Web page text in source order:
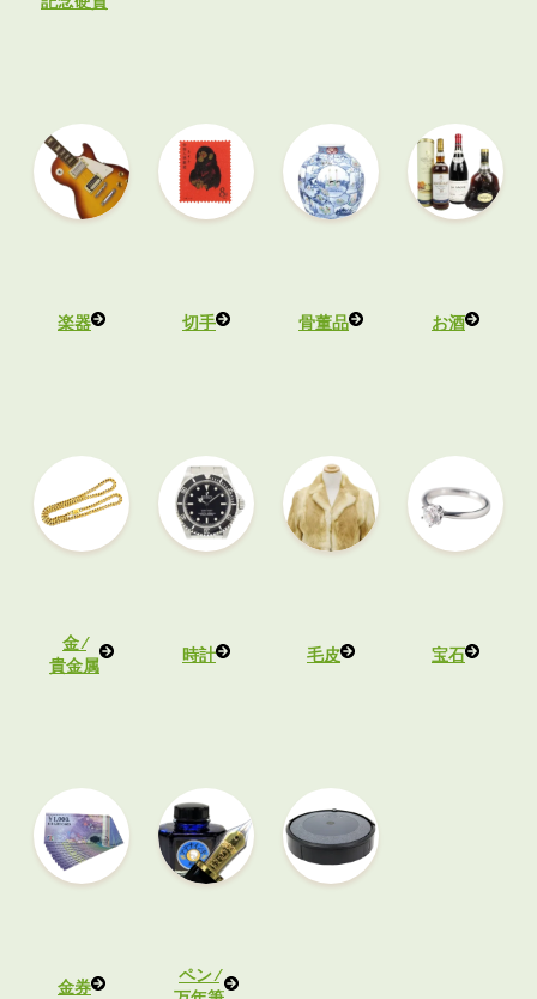
楽器 切手 骨董品 お酒
金 ⁄
貴金属
時計 毛皮 宝石
金券
ペン ⁄